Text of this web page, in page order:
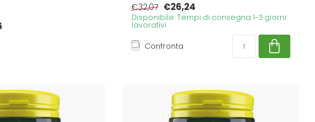
€32,07 €26,24
Disponibile. Tempi di consegna 1-3 giorni
lavorativi
Confronta